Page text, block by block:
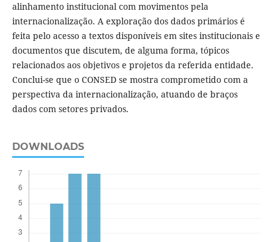
alinhamento institucional com movimentos pela
internacionalização. A exploração dos dados primários é
feita pelo acesso a textos disponíveis em sites institucionais e
documentos que discutem, de alguma forma, tópicos
relacionados aos objetivos e projetos da referida entidade.
Conclui-se que o CONSED se mostra comprometido com a
perspectiva da internacionalização, atuando de braços
dados com setores privados.
DOWNLOADS